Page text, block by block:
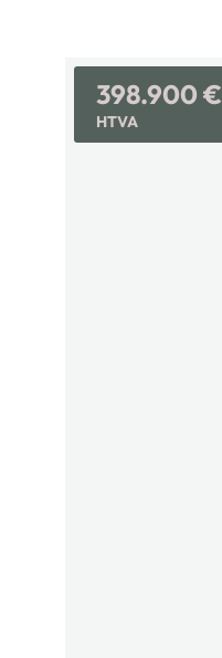
398.900 €
HTVA